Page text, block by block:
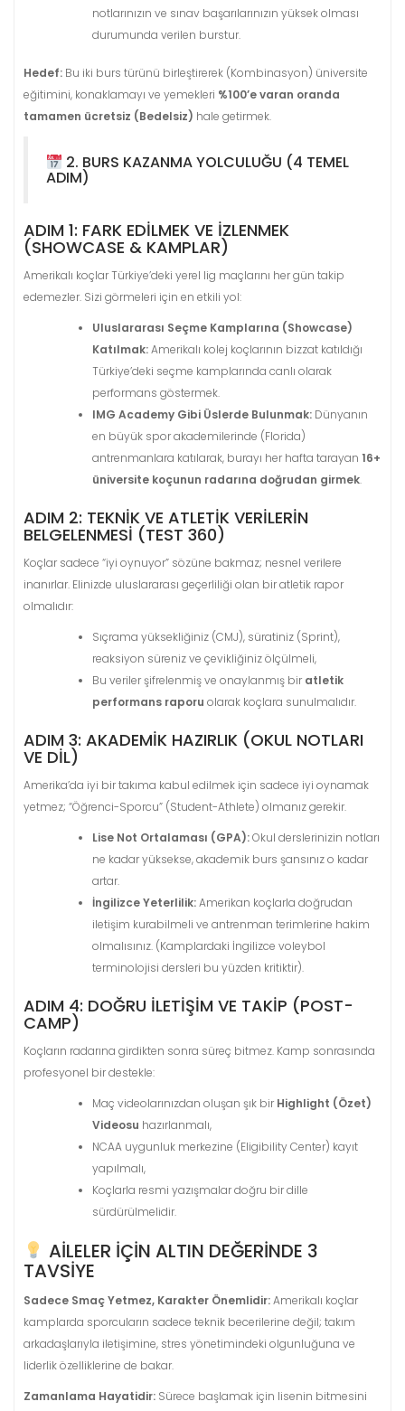
notlarınızın ve sınav başarılarınızın yüksek olması
durumunda verilen burstur.
Hedef: Bu iki burs türünü birleştirerek (Kombinasyon) üniversite
eğitimini, konaklamayı ve yemekleri %100’e varan oranda
tamamen ücretsiz (Bedelsiz) hale getirmek.
2. BURS KAZANMA YOLCULUĞU (4 TEMEL
ADIM)
ADIM 1: FARK EDILMEK VE İZLENMEK
(SHOWCASE & KAMPLAR)
Amerikalı koçlar Türkiye’deki yerel lig maçlarını her gün takip
edemezler. Sizi görmeleri için en etkili yol:
Uluslararası Seçme Kamplarına (Showcase)
Katılmak:Amerikalı kolej koçlarının bizzat katıldığı
Türkiye’deki seçme kamplarında canlı olarak
performans göstermek.
IMG Academy Gibi Üslerde Bulunmak: Dünyanın
en büyük spor akademilerinde (Florida)
antrenmanlara katılarak, burayı her hafta tarayan 16+
üniversite koçunun radarına doğrudan girmek.
ADIM 2: TEKNIK VE ATLETIK VERILERIN
BELGELENMESI (TEST 360)
Koçlar sadece “iyi oynuyor” sözüne bakmaz; nesnel verilere
inanırlar. Elinizde uluslararası geçerliliği olan bir atletik rapor
olmalıdır:
Sıçrama yüksekliğiniz (CMJ), süratiniz (Sprint),
reaksiyon süreniz ve çevikliğiniz ölçülmeli,
Bu veriler şifrelenmiş ve onaylanmış bir atletik
performans raporu olarak koçlara sunulmalıdır.
ADIM 3: AKADEMIK HAZIRLIK (OKUL NOTLARI
VE DIL)
Amerika’da iyi bir takıma kabul edilmek için sadece iyi oynamak
yetmez; “Öğrenci-Sporcu” (Student-Athlete) olmanız gerekir.
Lise Not Ortalaması (GPA):Okul derslerinizin notları
ne kadar yüksekse, akademik burs şansınız o kadar
artar.
İngilizce Yeterlilik:Amerikan koçlarla doğrudan
iletişim kurabilmeli ve antrenman terimlerine hakim
olmalısınız. (Kamplardaki İngilizce voleybol
terminolojisi dersleri bu yüzden kritiktir).
ADIM 4: DOĞRU İLETIŞIM VE TAKIP (POST-
CAMP)
Koçların radarına girdikten sonra süreç bitmez. Kamp sonrasında
profesyonel bir destekle:
Maç videolarınızdan oluşan şık bir Highlight (Özet)
Videosu hazırlanmalı,
NCAA uygunluk merkezine (Eligibility Center) kayıt
yapılmalı,
Koçlarla resmi yazışmalar doğru bir dille
sürdürülmelidir.
AILELER İÇIN ALTIN DEĞERINDE 3
TAVSIYE
Sadece Smaç Yetmez, Karakter Önemlidir:Amerikalı koçlar
kamplarda sporcuların sadece teknik becerilerine değil; takım
arkadaşlarıyla iletişimine, stres yönetimindeki olgunluğuna ve
liderlik özelliklerine de bakar.
Zamanlama Hayatidir: Sürece başlamak için lisenin bitmesini